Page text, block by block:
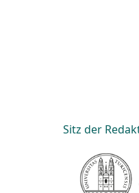
Sitz der